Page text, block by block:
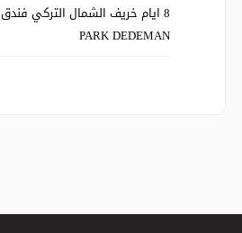
8 ايام خريف الشمال التركي فندق
PARK DEDEMAN